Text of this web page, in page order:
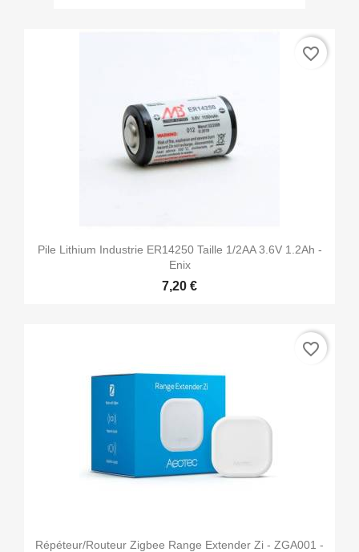
Pile Lithium Industrie ER14250 Taille 1/2AA 3.6V 1.2Ah -
Enix
7,20 €
favorite_border
Répéteur/routeur Zigbee Range Extender Zi - ZGA001 -
favorite_border